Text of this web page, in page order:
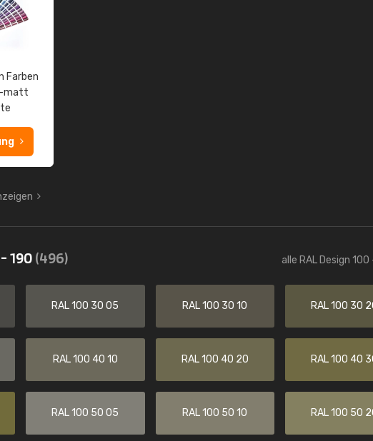
Farben
matt
190(496) alle RAL Design 100
RAL 100 30 05 RAL 100 30 10 RAL 100 30
RAL 100 40 10 RAL 100 40 20 RAL 100 40
RAL 100 50 05 RAL 100 50 10 RAL 100 50